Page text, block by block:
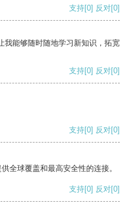
支持[0] 反对[0]
我能够随时随地学习新知识，拓宽
支持[0] 反对[0]
支持[0] 反对[0]
全球覆盖和最高安全性的连接。
支持[0] 反对[0]